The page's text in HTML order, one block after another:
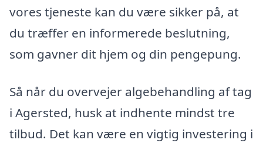
vores tjeneste kan du være sikker på, at
du træffer en informerede beslutning,
som gavner dit hjem og din pengepung.
Så når du overvejer algebehandling af tag
i Agersted, husk at indhente mindst tre
tilbud. Det kan være en vigtig investering i